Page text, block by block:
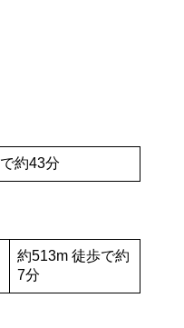
約43分
約513m 徒歩で約
7分